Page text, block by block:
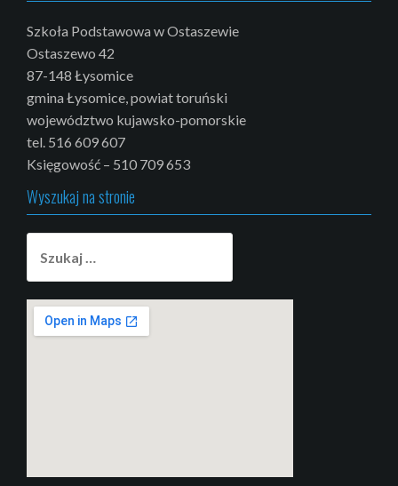
Szkoła Podstawowa w Ostaszewie
Ostaszewo 42
87-148 Łysomice
gmina Łysomice, powiat toruński
województwo kujawsko-pomorskie
tel. 516 609 607
Księgowość – 510 709 653
Wyszukaj na stronie